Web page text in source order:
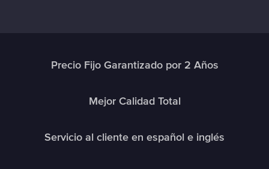
Precio Fijo Garantizado por 2 Años
Mejor Calidad Total
Servicio al cliente en español e inglés